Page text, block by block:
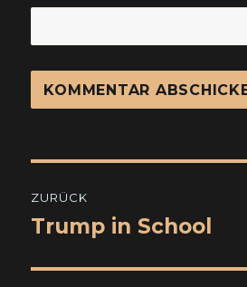
ZURÜCK
Vorheriger
Trump in School